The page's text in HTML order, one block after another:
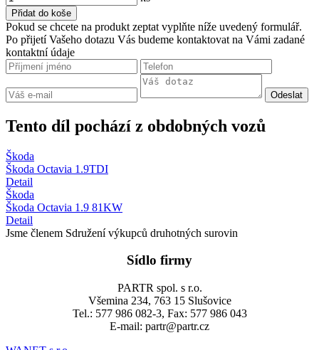
Pokud se chcete na produkt zeptat vyplňte níže uvedený formulář.
Po přijetí Vašeho dotazu Vás budeme kontaktovat na Vámi zadané
kontaktní údaje
Tento díl pochází z obdobných vozů
Škoda
Škoda Octavia 1.9TDI
Detail
Škoda
Škoda Octavia 1.9 81KW
Detail
Jsme členem Sdružení výkupců druhotných surovin
Sídlo firmy
PARTR spol. s r.o.
Všemina 234, 763 15 Slušovice
Tel.: 577 986 082-3, Fax: 577 986 043
E-mail: partr@partr.cz